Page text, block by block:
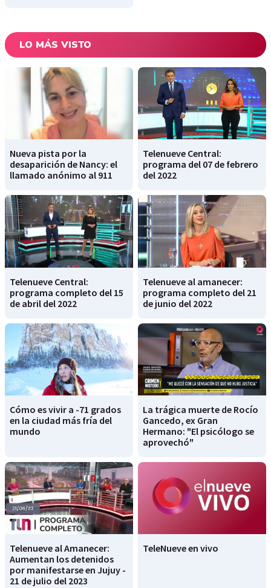
LO MÁS VISTO
Nueva pista por la
desaparición de Nancy: el
llamado anónimo al 911
Telenueve Central:
programa del 07 de febrero
del 2022
Telenueve Central:
programa completo del 15
de abril del 2022
Telenueve al amanecer:
programa completo del 21
de junio del 2022
Cómo es vivir a -71 grados
en la ciudad más fría del
mundo
La trágica muerte de Rocío
Gancedo, ex Gran
Hermano: "El psicólogo se
aprovechó"
Telenueve al Amanecer:
Aumentan los detenidos
por manifestarse en Jujuy -
21 de julio del 2023
TeleNueve en vivo